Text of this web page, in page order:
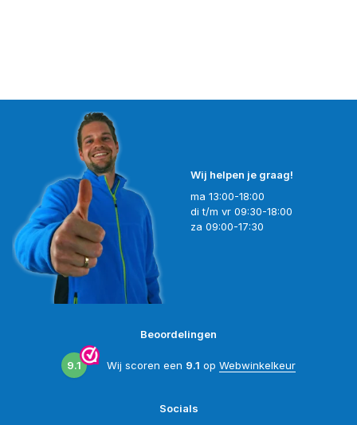
Wij helpen je graag!
ma 13:00-18:00
di t/m vr 09:30-18:00
za 09:00-17:30
Beoordelingen
9.1 Wij scoren een 9.1 op Webwinkelkeur
Socials